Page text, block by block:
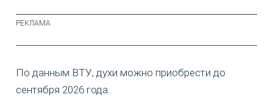
По данным ВТУ, духи можно приобрести до
сентября 2026 года.